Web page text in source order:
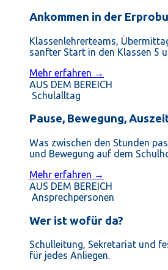
Ankommen in der
Klassenlehrerteams,
sanfter Start in den Klassen 5
Mehr erfahren →
AUS DEM BEREICH
Schulalltag
Pause, Bewegung,
Was zwischen den Stunden
und Bewegung auf dem
Mehr erfahren →
AUS DEM BEREICH
Ansprechpersonen
Wer ist wofür da?
Schulleitung, Sekretariat und
für jedes Anliegen.